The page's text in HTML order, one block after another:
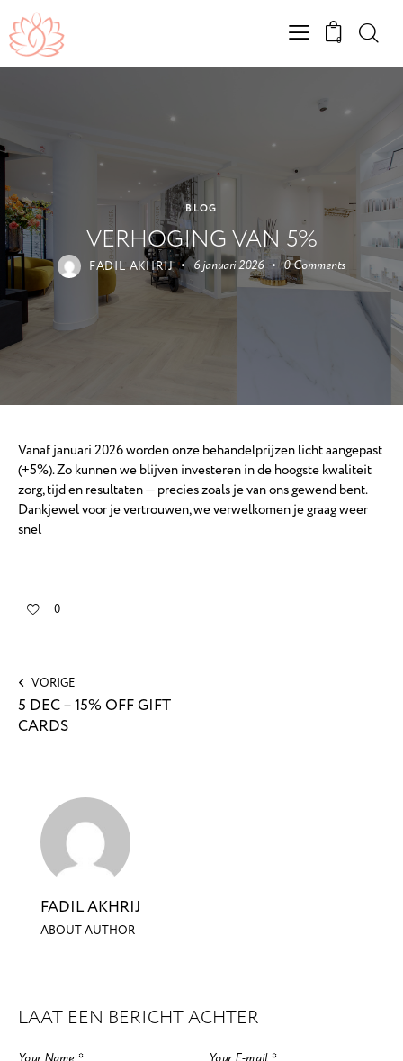
0
BLOG
VERHOGING VAN 5%
FADIL AKHRIJ 6 januari 2026 0 Comments
Vanaf januari 2026 worden onze behandelprijzen licht aangepast
(+5%). Zo kunnen we blijven investeren in de hoogste kwaliteit
zorg, tijd en resultaten — precies zoals je van ons gewend bent.
Dankjewel voor je vertrouwen, we verwelkomen je graag weer
snel
0
VORIGE
5 DEC – 15% OFF GIFT
CARDS
FADIL AKHRIJ
ABOUT AUTHOR
LAAT EEN BERICHT ACHTER